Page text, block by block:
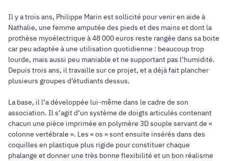
Il y a trois ans, Philippe Marin est sollicité pour venir en aide à
Nathalie, une femme amputée des pieds et des mains et dont la
prothèse myoélectrique à 48 000 euros reste rangée dans sa boite
car peu adaptée à une utilisation quotidienne : beaucoup trop
lourde, mais aussi peu maniable et ne supportant pas l’humidité.
Depuis trois ans, il travaille sur ce projet, et a déjà fait plancher
plusieurs groupes d’étudiants dessus.
La base, il l’a développée lui-même dans le cadre de son
association. Il s’agit d’un système de doigts articulés contenant
chacun une pièce imprimée en polymère 3D souple servant de «
colonne vertébrale ». Les « os » sont ensuite insérés dans des
coquilles en plastique plus rigide pour constituer chaque
phalange et donner une très bonne flexibilité et un bon réalisme